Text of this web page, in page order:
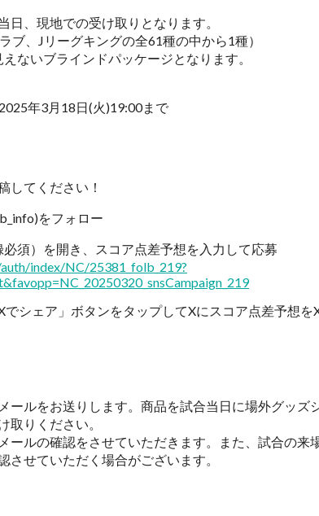
、現地での受け取りとなります。
、Jリーグキングの全61種の中から1種）
ないブラインドパッケージとなります。
年3月18日(火)19:00まで
てください！
をフォロー
須）を開き、スコア点差予想を入力して応募
index/NC/25381_folb_219?
シェア」ボタンをタップしてXにスコア点差予想を
ールをお送りします。商品を試合当日に場外グッズ
取りください。
ールの確認をさせていただきます。また、試合の来
させていただく場合がございます。